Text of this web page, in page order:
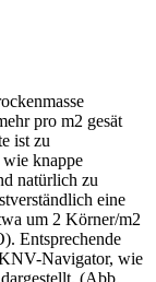
pro m2 gesät
ist zu
wie knappe
natürlich zu
eine
um 2 Körner/m2
Entsprechende
Navigator, wie